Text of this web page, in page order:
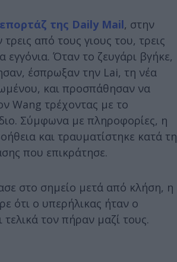
της Daily Mail, στην
από τους γιους του, τρεις
εγγόνια. Όταν το ζευγάρι βγήκε,
έσπρωξαν την Lai, τη νέα
και προσπάθησαν να
Wang τρέχοντας με το
Σύμφωνα με πληροφορίες, η
και τραυματίστηκε κατά τη
που επικράτησε.
στο σημείο μετά από κλήση, η
ότι ο υπερήλικας ήταν ο
τελικά τον πήραν μαζί τους.